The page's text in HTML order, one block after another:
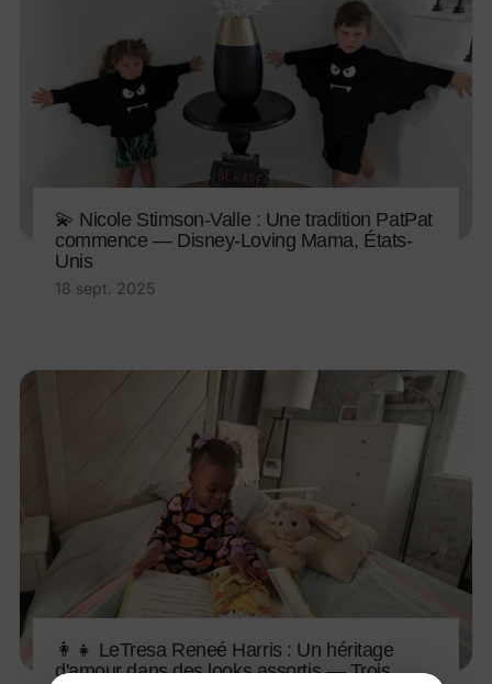
💫 Nicole Stimson-Valle : Une tradition PatPat
commence — Disney-Loving Mama, États-
Unis
18 sept. 2025
👩👧 LeTresa Reneé Harris : Un héritage
d'amour dans des looks assortis — Trois